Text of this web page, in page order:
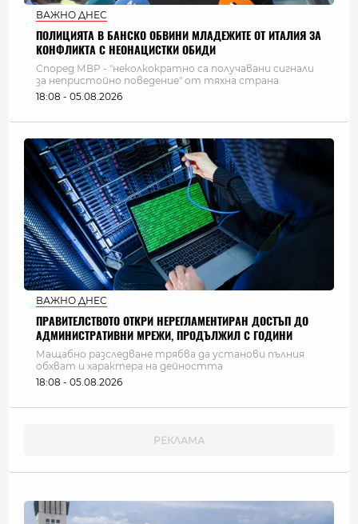
ВАЖНО ДНЕС
ПОЛИЦИЯТА В БАНСКО ОБВИНИ МЛАДЕЖИТЕ ОТ ИТАЛИЯ ЗА
КОНФЛИКТА С НЕОНАЦИСТКИ ОБИДИ
Според МВР - "неколкократно са получавани сигнали
за непристойно поведение" от тяхна страна
18:08 - 05.08.2026
ВАЖНО ДНЕС
ПРАВИТЕЛСТВОТО ОТКРИ НЕРЕГЛАМЕНТИРАН ДОСТЪП ДО
АДМИНИСТРАТИВНИ МРЕЖИ, ПРОДЪЛЖИЛ С ГОДИНИ
Мащабно разследване трябва да установи пълния
обхват и характера на дейността
18:08 - 05.08.2026